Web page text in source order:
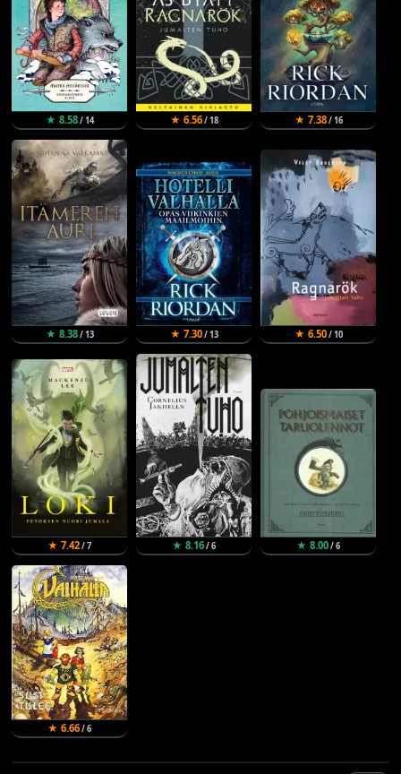
★ 8.58/ 14 ★ 6.56/ 18 ★ 7.38/ 16
★ 8.38/ 13 ★ 7.30/ 13 ★ 6.50/ 10
★ 7.42/ 7 ★ 8.16/ 6 ★ 8.00/ 6
★ 6.66/ 6